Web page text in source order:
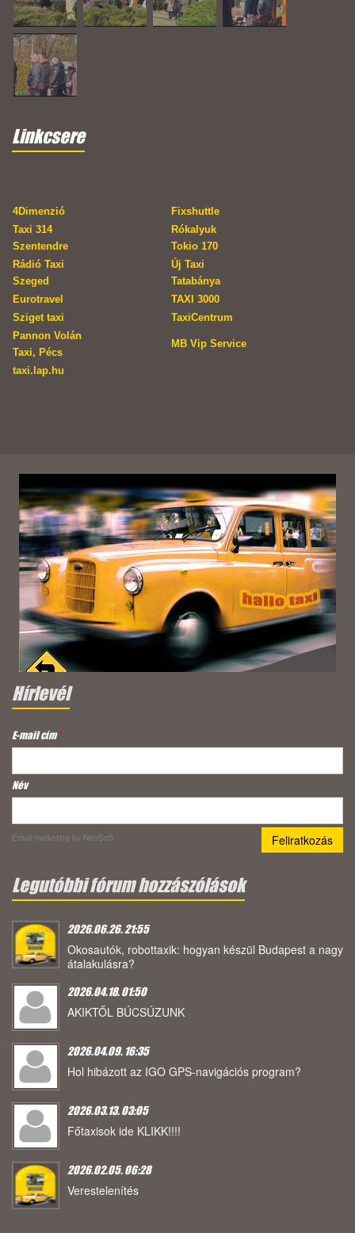
Linkcsere
4Dimenzió
Fixshuttle
Taxi 314
Szentendre
Rókalyuk
Tokio 170
Rádió Taxi
Szeged
Új Taxi
Tatabánya
Eurotravel
TAXI 3000
Sziget taxi
TaxiCentrum
Pannon Volán
Taxi, Pécs
MB Vip Service
taxi.lap.hu
Hírlevél
E-mail cím*
Név
Email marketing by NeoSoft
Legutóbbi fórum hozzászólások
2026.06.26. 21:55
Okosautók, robottaxik: hogyan készül Budapest a nagy
átalakulásra?
2026.04.18. 01:50
AKIKTŐL BÚCSÚZUNK
2026.04.09. 16:35
Hol hibázott az IGO GPS-navigációs program?
2026.03.13. 03:05
Főtaxisok ide KLIKK!!!!
2026.02.05. 06:28
Verestelenítés